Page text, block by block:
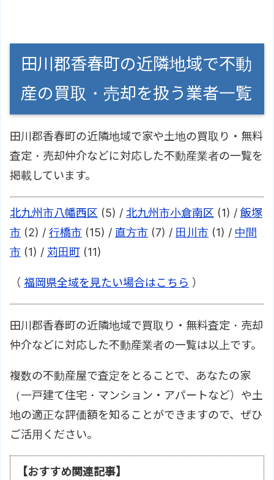
田川郡香春町の近隣地域で不動
産の買取・売却を扱う業者一覧
田川郡香春町の近隣地域で家や土地の買取り・無料
査定・売却仲介などに対応した不動産業者の一覧を
掲載しています。
北九州市八幡西区 (5) / 北九州市小倉南区 (1) / 飯塚
市 (2) / 行橋市 (15) / 直方市 (7) / 田川市 (1) / 中間
市 (1) / 苅田町 (11)
（ 福岡県全域を見たい場合はこちら ）
田川郡香春町の近隣地域で買取り・無料査定・売却
仲介などに対応した不動産業者の一覧は以上です。
複数の不動産屋で査定をとることで、あなたの家
（一戸建て住宅・マンション・アパートなど）や土
地の適正な評価額を知ることができますので、ぜひ
ご活用ください。
【おすすめ関連記事】